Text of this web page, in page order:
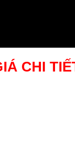
CHI